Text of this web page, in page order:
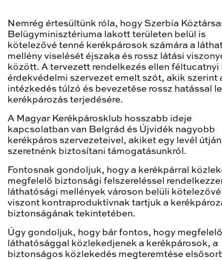
Nemrég értesültünk róla, hogy Szerbia
Belügyminisztériuma lakott területen belül is
kötelezővé tenné kerékpárosok számára a
mellény viselését éjszaka és rossz látási
között. A tervezett rendelkezés ellen
érdekvédelmi szervezet emelt szót, akik szerint
intézkedés túlzó és bevezetése rossz hatással
kerékpározás terjedésére.
A Magyar Kerékpárosklub hosszabb ideje
kapcsolatban van Belgrád és Újvidék nagyobb
kerékpáros szervezeteivel, akiket egy levél útján
szeretnénk biztosítani támogatásunkról.
Fontosnak gondoljuk, hogy a kerékpárral
megfelelő biztonsági felszereléssel
láthatósági mellények városon belüli
viszont kontraproduktívnak tartjuk a
biztonságának tekintetében.
Úgy gondoljuk, hogy bár fontos, hogy megfelelő
láthatósággal közlekedjenek a kerékpárosok, a
biztonságos közlekedés megteremtése